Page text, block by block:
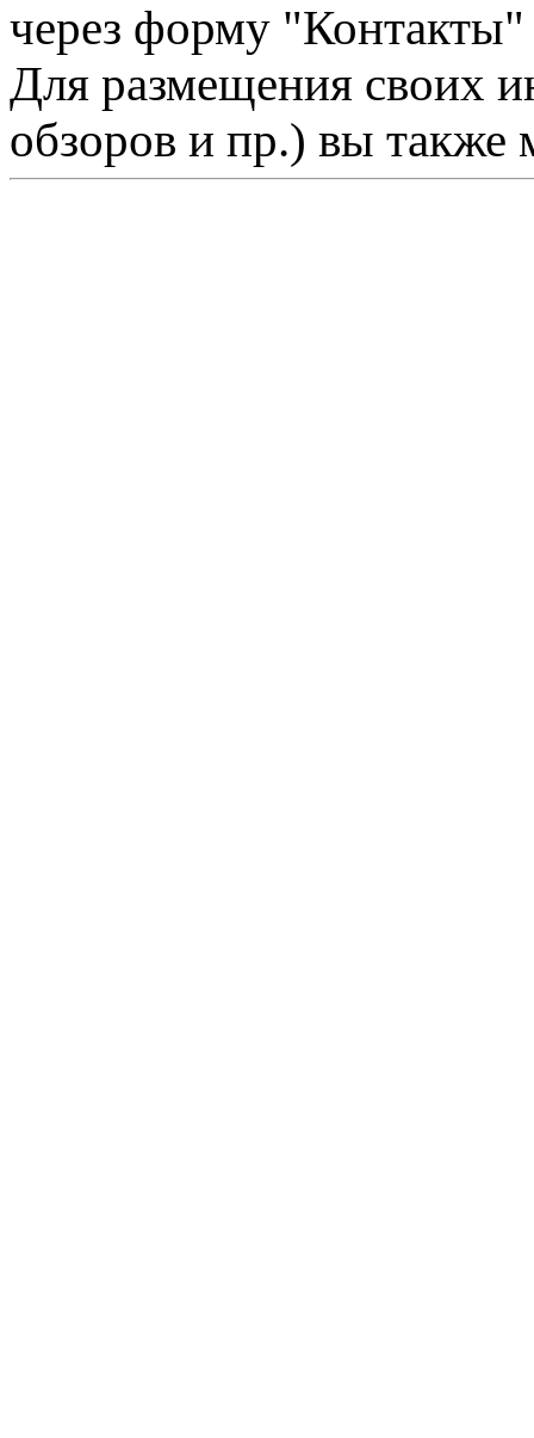
через форму "Контакты"
Для размещения своих
обзоров и пр.) вы также